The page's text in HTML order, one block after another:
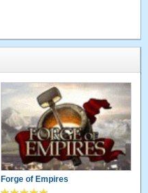
Forge of Empires